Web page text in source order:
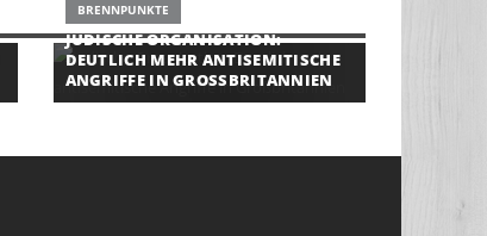
BRENNPUNKTE
JÜDISCHE ORGANISATION:
DEUTLICH MEHR ANTISEMITISCHE
ANGRIFFE IN GROSSBRITANNIEN